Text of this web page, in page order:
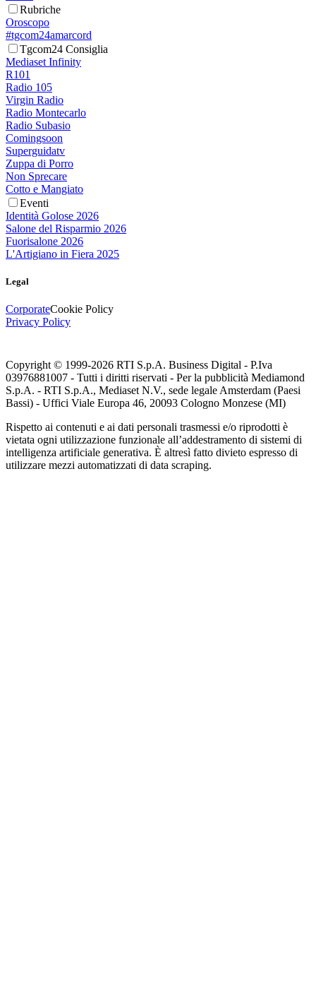
Rubriche
Oroscopo
#tgcom24amarcord
Tgcom24 Consiglia
Mediaset Infinity
R101
Radio 105
Virgin Radio
Radio Montecarlo
Radio Subasio
Comingsoon
Superguidatv
Zuppa di Porro
Non Sprecare
Cotto e Mangiato
Eventi
Identità Golose 2026
Salone del Risparmio 2026
Fuorisalone 2026
L'Artigiano in Fiera 2025
Legal
CorporateCookie Policy
Privacy Policy
Copyright © 1999-2026 RTI S.p.A. Business Digital - P.Iva
03976881007 - Tutti i diritti riservati - Per la pubblicità Mediamond
S.p.A. - RTI S.p.A., Mediaset N.V., sede legale Amsterdam (Paesi
Bassi) - Uffici Viale Europa 46, 20093 Cologno Monzese (MI)
Rispetto ai contenuti e ai dati personali trasmessi e/o riprodotti è
vietata ogni utilizzazione funzionale all’addestramento di sistemi di
intelligenza artificiale generativa. È altresì fatto divieto espresso di
utilizzare mezzi automatizzati di data scraping.